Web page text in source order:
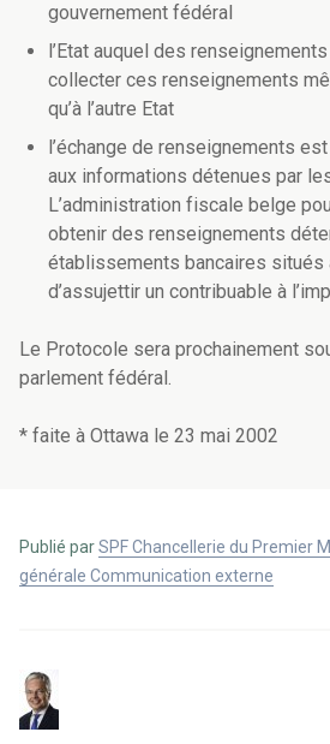
gouvernement fédéral
l’Etat auquel des
collecter ces renseignements
qu’à l’autre Etat
l’échange de renseignements
aux informations détenues par
L’administration fiscale belge
obtenir des renseignements
établissements bancaires situés
d’assujettir un contribuable à
Le Protocole sera prochainement
parlement fédéral.
* faite à Ottawa le 23 mai 2002
Publié parSPF Chancellerie du Premier
générale Communication externe